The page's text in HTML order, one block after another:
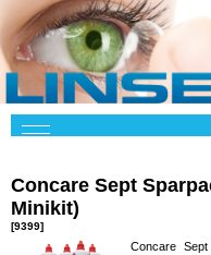
Concare Sept
Minikit)
[9399]
Concare